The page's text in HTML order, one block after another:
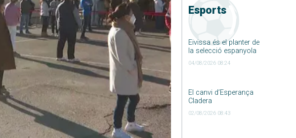
Esports
Eivissa és el planter de
la selecció espanyola
04/08/2026 08:24
El canvi d’Esperança
Cladera
02/08/2026 08:43